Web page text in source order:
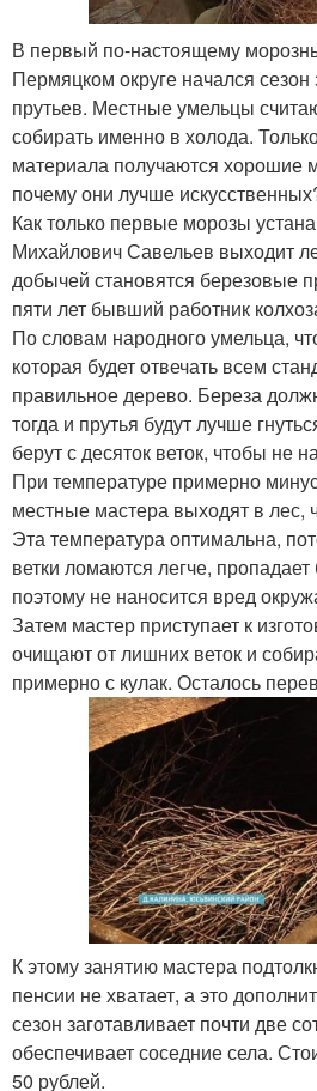
В первый по-настоящему
Пермяцком округе начался сезон
прутьев. Местные умельцы
собирать именно в холода.
материала получаются хорошие
почему они лучше
Как только первые морозы
Михайлович Савельев выходит
добычей становятся березовые
пяти лет бывший работник
По словам народного умельца,
которая будет отвечать всем
правильное дерево. Береза
тогда и прутья будут лучше
берут с десяток веток, чтобы не
При температуре примерно
местные мастера выходят в лес,
Эта температура оптимальна,
ветки ломаются легче,
поэтому не наносится вред
Затем мастер приступает к
очищают от лишних веток и
примерно с кулак. Осталось
К этому занятию мастера
пенсии не хватает, а это
сезон заготавливает почти две
обеспечивает соседние села.
50 рублей.